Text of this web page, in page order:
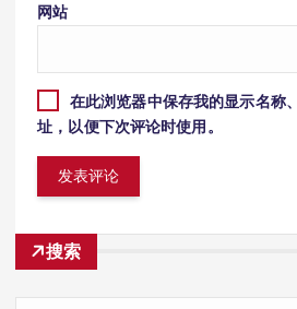
网站
在此浏览器中保存我的显示名称
址，以便下次评论时使用。
搜索